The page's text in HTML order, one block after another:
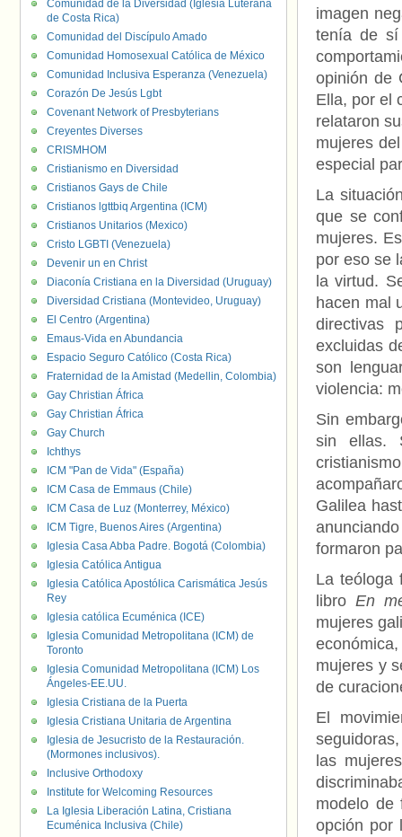
imagen
tenía de sí
opinión de
Ella, por el
relataron
mujeres
especial
La
que se
mujeres.
por eso se
la virtud.
hacen mal
directivas
excluidas
son
violencia:
Sin
sin ellas.
Galilea
formaron
La teóloga
libroEn
mujeres
mujeres y
de
El
las
modelo de
opción por
Comunidad de la Diversidad (Iglesia Luterana
de Costa Rica)
Comunidad del Discípulo Amado
Comunidad Homosexual Católica de México
Comunidad Inclusiva Esperanza (Venezuela)
Corazón De Jesús Lgbt
Covenant Network of Presbyterians
Creyentes Diverses
CRISMHOM
Cristianismo en Diversidad
Cristianos Gays de Chile
Cristianos lgttbiq Argentina (ICM)
Cristianos Unitarios (Mexico)
Cristo LGBTI (Venezuela)
Devenir un en Christ
Diaconía Cristiana en la Diversidad (Uruguay)
Diversidad Cristiana (Montevideo, Uruguay)
El Centro (Argentina)
Emaus-Vida en Abundancia
Espacio Seguro Católico (Costa Rica)
Fraternidad de la Amistad (Medellin, Colombia)
Gay Christian África
Gay Christian África
Gay Church
Ichthys
ICM "Pan de Vida" (España)
ICM Casa de Emmaus (Chile)
ICM Casa de Luz (Monterrey, México)
ICM Tigre, Buenos Aires (Argentina)
Iglesia Casa Abba Padre. Bogotá (Colombia)
Iglesia Católica Antigua
Iglesia Católica Apostólica Carismática Jesús
Rey
Iglesia católica Ecuménica (ICE)
Iglesia Comunidad Metropolitana (ICM) de
Toronto
Iglesia Comunidad Metropolitana (ICM) Los
Ángeles-EE.UU.
Iglesia Cristiana de la Puerta
Iglesia Cristiana Unitaria de Argentina
Iglesia de Jesucristo de la Restauración.
(Mormones inclusivos).
Inclusive Orthodoxy
Institute for Welcoming Resources
La Iglesia Liberación Latina, Cristiana
Ecuménica Inclusiva (Chile)